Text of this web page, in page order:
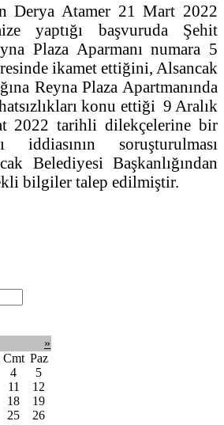
Atamer 21 Mart 2022
yaptığı başvuruda Şehit
Plaza Aparmanı numara 5
ikamet ettiğini, Alsancak
Reyna Plaza Apartmanında
konu ettiği 9 Aralık
2022 tarihli dilekçelerine bir
iddiasının soruşturulması
Belediyesi Başkanlığından
bilgiler talep edilmiştir.
»
Cmt Paz
4
5
11
12
18
19
25
26